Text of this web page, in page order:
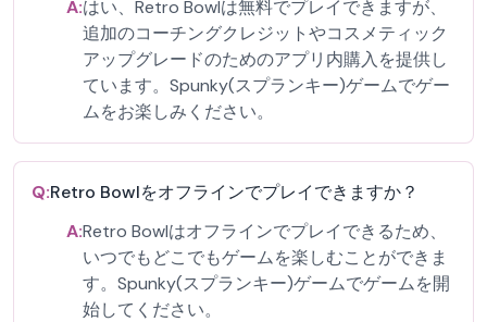
A:はい、Retro Bowlは無料でプレイできますが、
追加のコーチングクレジットやコスメティック
アップグレードのためのアプリ内購入を提供し
ています。Spunky(スプランキー)ゲームでゲー
ムをお楽しみください。
Q:Retro Bowlをオフラインでプレイできますか？
A:Retro Bowlはオフラインでプレイできるため、
いつでもどこでもゲームを楽しむことができま
す。Spunky(スプランキー)ゲームでゲームを開
始してください。